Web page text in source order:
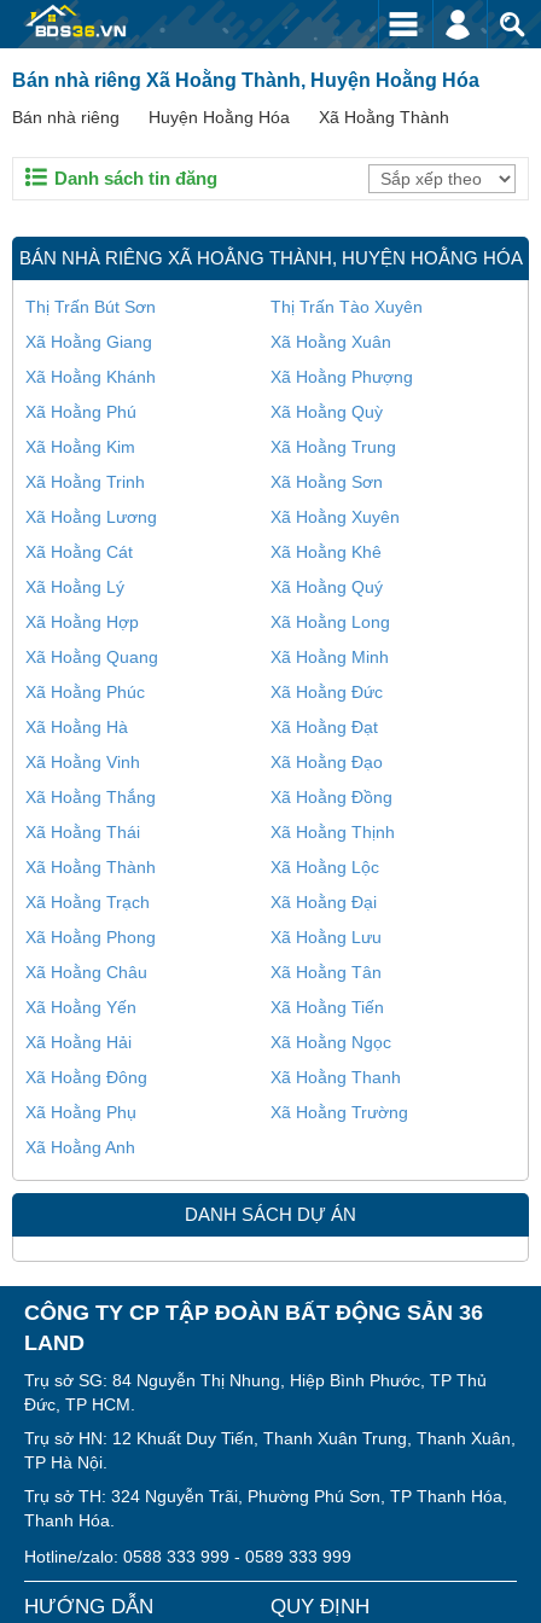
Bán nhà riêng Xã Hoằng Thành, Huyện Hoằng Hóa
Bán nhà riêng Huyện Hoằng Hóa Xã Hoằng Thành
Danh sách tin đăng
BÁN NHÀ RIÊNG XÃ HOẰNG THÀNH, HUYỆN HOẰNG HÓA
Thị Trấn Bút Sơn
Thị Trấn Tào Xuyên
Xã Hoằng Giang
Xã Hoằng Xuân
Xã Hoằng Khánh
Xã Hoằng Phượng
Xã Hoằng Phú
Xã Hoằng Quỳ
Xã Hoằng Kim
Xã Hoằng Trung
Xã Hoằng Trinh
Xã Hoằng Sơn
Xã Hoằng Lương
Xã Hoằng Xuyên
Xã Hoằng Cát
Xã Hoằng Khê
Xã Hoằng Lý
Xã Hoằng Quý
Xã Hoằng Hợp
Xã Hoằng Long
Xã Hoằng Quang
Xã Hoằng Minh
Xã Hoằng Phúc
Xã Hoằng Đức
Xã Hoằng Hà
Xã Hoằng Đạt
Xã Hoằng Vinh
Xã Hoằng Đạo
Xã Hoằng Thắng
Xã Hoằng Đồng
Xã Hoằng Thái
Xã Hoằng Thịnh
Xã Hoằng Thành
Xã Hoằng Lộc
Xã Hoằng Trạch
Xã Hoằng Đại
Xã Hoằng Phong
Xã Hoằng Lưu
Xã Hoằng Châu
Xã Hoằng Tân
Xã Hoằng Yến
Xã Hoằng Tiến
Xã Hoằng Hải
Xã Hoằng Ngọc
Xã Hoằng Đông
Xã Hoằng Thanh
Xã Hoằng Phụ
Xã Hoằng Trường
Xã Hoằng Anh
DANH SÁCH DỰ ÁN
CÔNG TY CP TẬP ĐOÀN BẤT ĐỘNG SẢN 36
LAND
Trụ sở SG: 84 Nguyễn Thị Nhung, Hiệp Bình Phước, TP Thủ
Đức, TP HCM.
Trụ sở HN: 12 Khuất Duy Tiến, Thanh Xuân Trung, Thanh Xuân,
TP Hà Nội.
Trụ sở TH: 324 Nguyễn Trãi, Phường Phú Sơn, TP Thanh Hóa,
Thanh Hóa.
Hotline/zalo: 0588 333 999 - 0589 333 999
HƯỚNG DẪN QUY ĐỊNH